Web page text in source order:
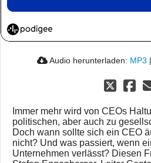
Audio herunterladen: MP3 |
Immer mehr wird von CEOs
politischen, aber auch zu
Doch wann sollte sich ein CEO
nicht? Und was passiert, wenn
Unternehmen verlässt? Diesen